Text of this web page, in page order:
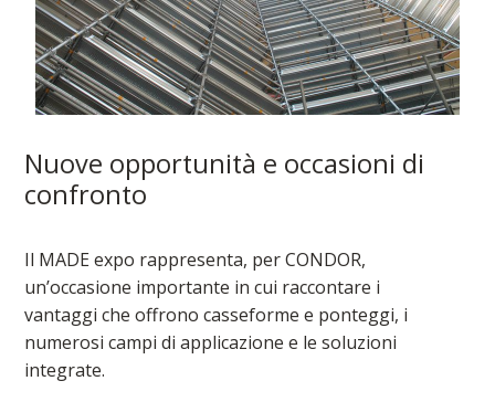
Nuove opportunità e occasioni di
confronto
Il MADE expo rappresenta, per CONDOR,
un’occasione importante in cui raccontare i
vantaggi che offrono casseforme e ponteggi, i
numerosi campi di applicazione e le soluzioni
integrate.